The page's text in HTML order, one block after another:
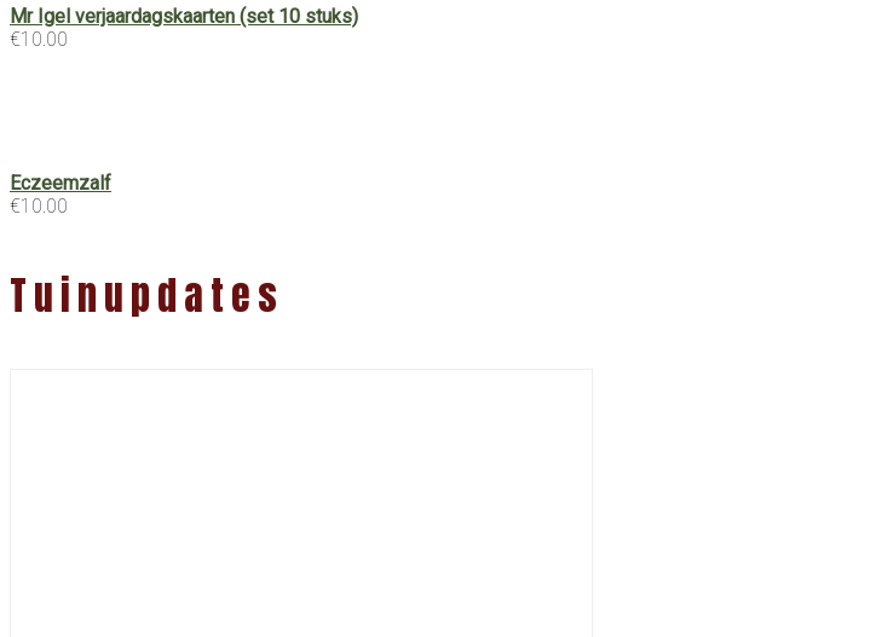
Mr Igel verjaardagskaarten (set 10 stuks)
€10.00
Eczeemzalf
€10.00
Tuinupdates